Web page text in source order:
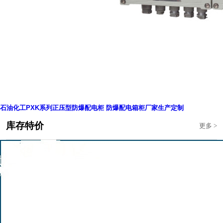
石油化工PXK系列正压型防爆配电柜 防爆配电箱柜厂家生产定制
库存特价 更多 >